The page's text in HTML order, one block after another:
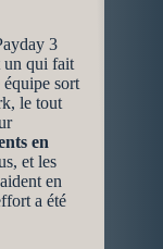
3
un qui fait
sort
le tout
en
et les
en
a été